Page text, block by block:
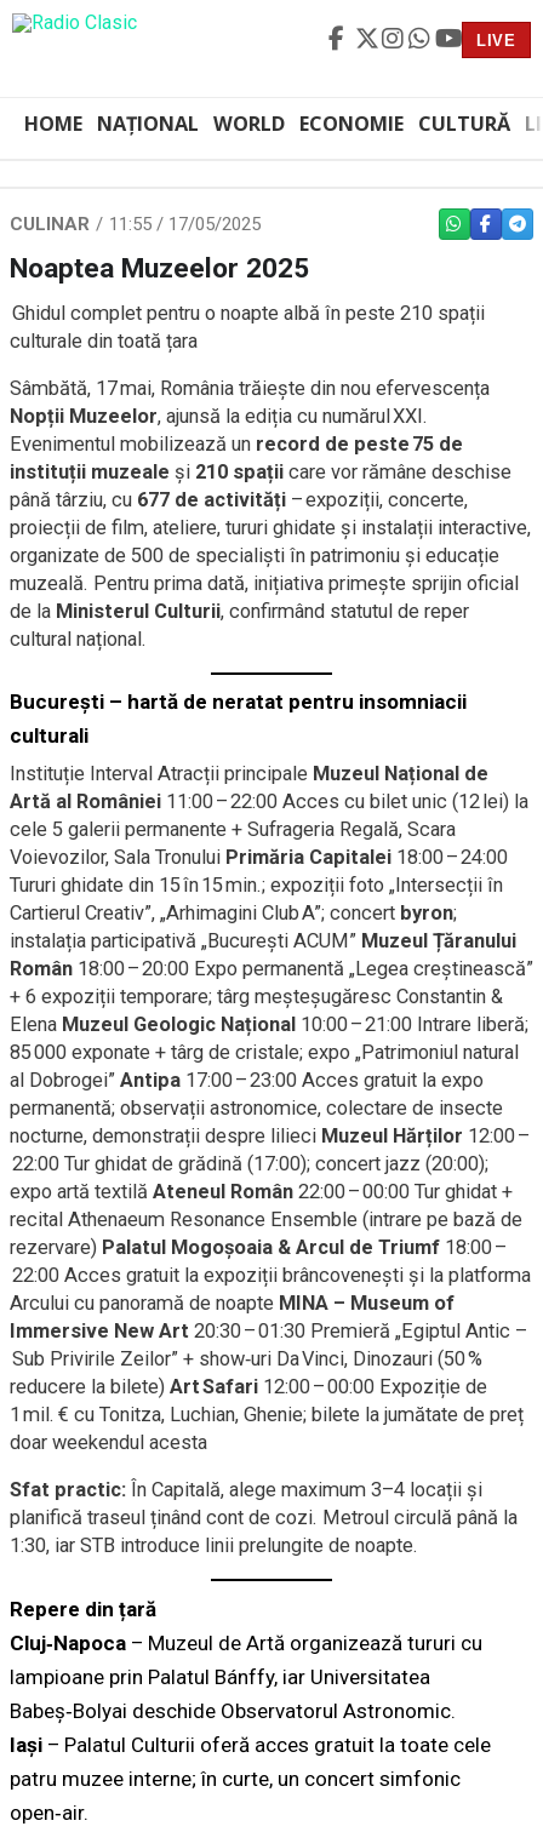
LIVE
HOME NAȚIONAL WORLD ECONOMIE CULTURĂ
CULINAR 11:55 / 17/05/2025 WHATSAPP
Noaptea Muzeelor 2025
Ghidul complet pentru o noapte albă în peste 210 spații
culturale din toată țara
Sâmbătă, 17 mai, România trăiește din nou efervescența
Nopții Muzeelor, ajunsă la ediția cu numărul XXI.
Evenimentul mobilizează un record de peste 75 de
instituții muzeale și 210 spații care vor rămâne deschise
până târziu, cu 677 de activități – expoziții, concerte,
proiecții de film, ateliere, tururi ghidate și instalații interactive,
organizate de 500 de specialiști în patrimoniu și educație
muzeală. Pentru prima dată, inițiativa primește sprijin oficial
de la Ministerul Culturii, confirmând statutul de reper
cultural național.
București – hartă de neratat pentru insomniacii
culturali
Instituție Interval Atracții principale Muzeul Național de
Artă al României 11:00 – 22:00 Acces cu bilet unic (12 lei) la
cele 5 galerii permanente + Sufrageria Regală, Scara
Voievozilor, Sala Tronului Primăria Capitalei 18:00 – 24:00
Tururi ghidate din 15 în 15 min.; expoziții foto „Intersecții în
Cartierul Creativ”, „Arhimagini Club A”; concert byron;
instalația participativă „București ACUM” Muzeul Țăranului
Român 18:00 – 20:00 Expo permanentă „Legea creștinească”
+ 6 expoziții temporare; târg meșteșugăresc Constantin &
Elena Muzeul Geologic Național 10:00 – 21:00 Intrare liberă;
85 000 exponate + târg de cristale; expo „Patrimoniul natural
al Dobrogei” Antipa 17:00 – 23:00 Acces gratuit la expo
permanentă; observații astronomice, colectare de insecte
nocturne, demonstrații despre lilieci Muzeul Hărților 12:00 –
22:00 Tur ghidat de grădină (17:00); concert jazz (20:00);
expo artă textilă Ateneul Român 22:00 – 00:00 Tur ghidat +
recital Athenaeum Resonance Ensemble (intrare pe bază de
rezervare) Palatul Mogoșoaia & Arcul de Triumf 18:00 –
22:00 Acces gratuit la expoziții brâncovenești și la platforma
Arcului cu panoramă de noapte MINA – Museum of
Immersive New Art 20:30 – 01:30 Premieră „Egiptul Antic –
Sub Privirile Zeilor” + show‑uri Da Vinci, Dinozauri (50 %
reducere la bilete) Art Safari 12:00 – 00:00 Expoziție de
1 mil. € cu Tonitza, Luchian, Ghenie; bilete la jumătate de preț
doar weekendul acesta
Sfat practic: În Capitală, alege maximum 3–4 locații și
planifică traseul ținând cont de cozi. Metroul circulă până la
1:30, iar STB introduce linii prelungite de noapte.
Repere din țară
Cluj‑Napoca – Muzeul de Artă organizează tururi cu
lampioane prin Palatul Bánffy, iar Universitatea
Babeș‑Bolyai deschide Observatorul Astronomic.
Iași – Palatul Culturii oferă acces gratuit la toate cele
patru muzee interne; în curte, un concert simfonic
open‑air.